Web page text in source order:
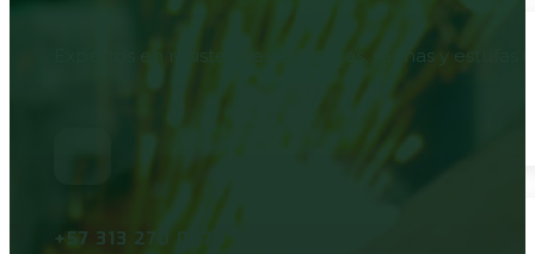
Expertos en resistencias eléctricas, saunas y
+57 313 270 0275